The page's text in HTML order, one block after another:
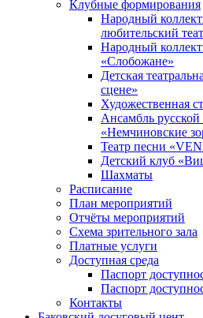
Клубные формирования
Народный
любительский
Народный
«Слобожане»
Детская
сцене»
Художественная
Ансамбль
«Немчиновские
Театр песни
Детский клуб
Шахматы
Расписание
План мероприятий
Отчёты мероприятий
Схема зрительного зала
Платные услуги
Доступная среда
Паспорт
Паспорт
Контакты